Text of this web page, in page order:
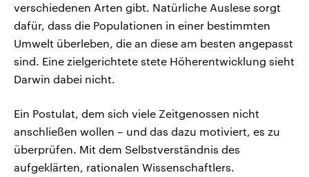
verschiedenen Arten gibt. Natürliche Auslese sorgt
dafür, dass die Populationen in einer bestimmten
Umwelt überleben, die an diese am besten angepasst
sind. Eine zielgerichtete stete Höherentwicklung sieht
Darwin dabei nicht.
Ein Postulat, dem sich viele Zeitgenossen nicht
anschließen wollen – und das dazu motiviert, es zu
überprüfen. Mit dem Selbstverständnis des
aufgeklärten, rationalen Wissenschaftlers.